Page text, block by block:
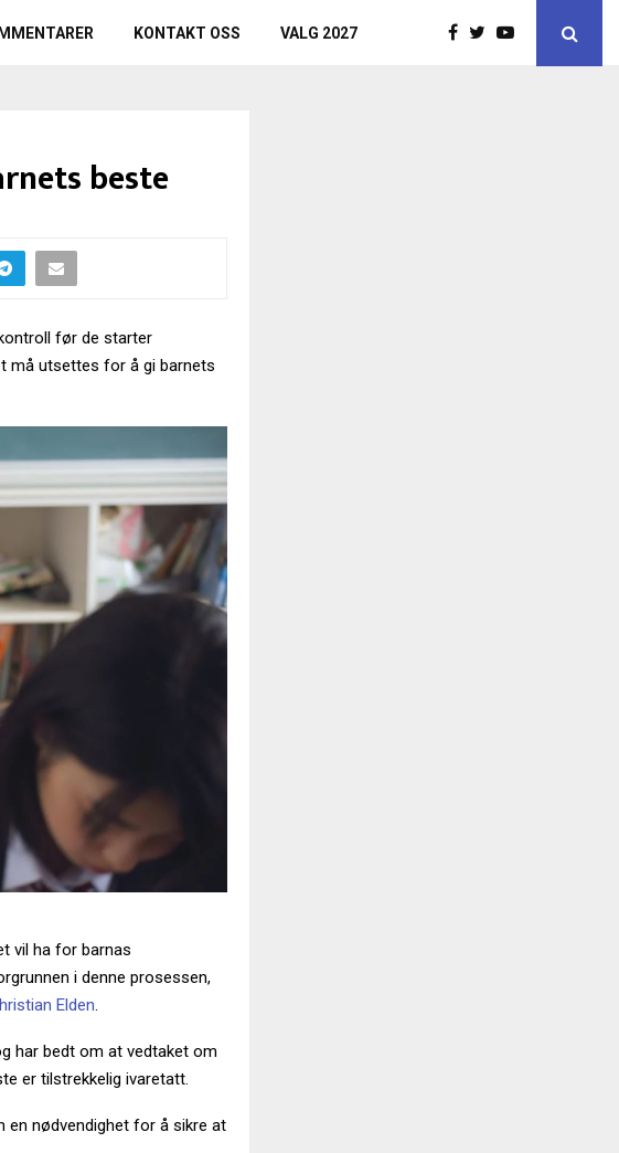
KONTAKT OSS VALG 2027
beste
før de starter
må utsettes for å gi barnets
vil ha for barnas
i denne prosessen,
Elden.
har bedt om at vedtaket om
er tilstrekkelig ivaretatt.
en nødvendighet for å sikre at